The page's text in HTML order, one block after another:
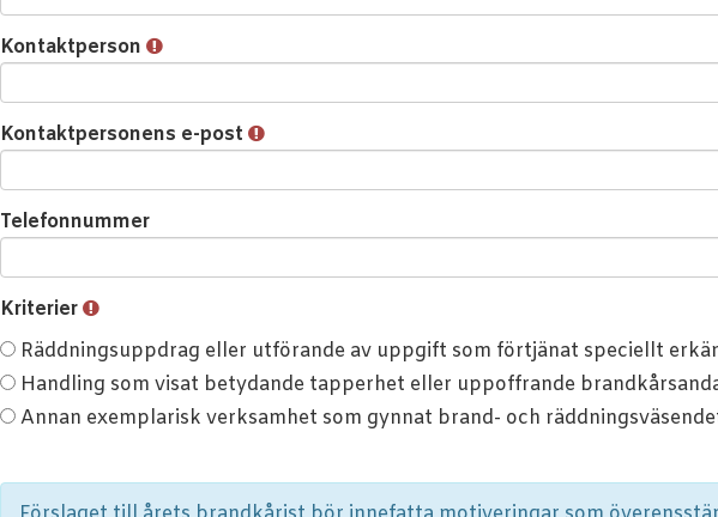
Kontaktperson
Kontaktpersonens e-post
Telefonnummer
Kriterier
Kriterier
Räddningsuppdrag eller utförande av uppgift som förtjänat speciellt
Handling som visat betydande tapperhet eller uppoffrande
Annan exemplarisk verksamhet som gynnat brand- och